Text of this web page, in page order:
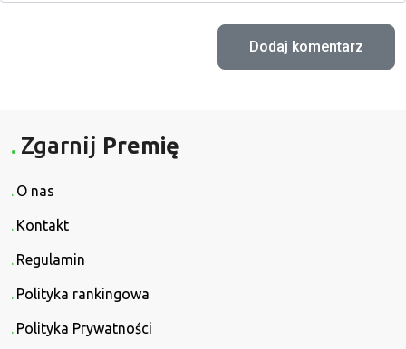
Zgarnij Premię
O nas
Kontakt
Regulamin
Polityka rankingowa
Polityka Prywatności